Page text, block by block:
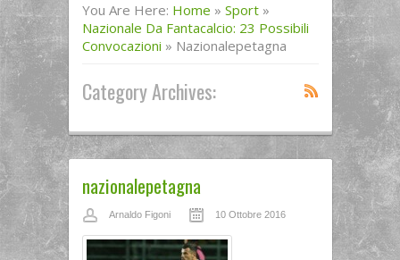
You Are Here: Home » Sport »
Nazionale Da Fantacalcio: 23 Possibili
Convocazioni » Nazionalepetagna
Category Archives:
nazionalepetagna
Arnaldo Figoni 10 Ottobre 2016